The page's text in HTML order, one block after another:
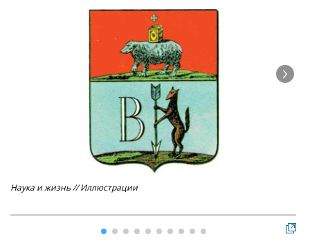
Наука и жизнь // Иллюстрации